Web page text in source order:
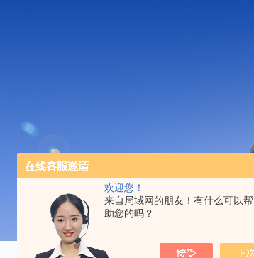
欢迎您！
来自局域网的朋友！有什么可以帮
助您的吗？